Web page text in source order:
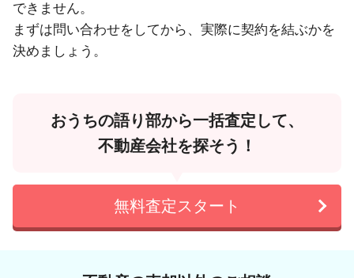
できません。
まずは問い合わせをしてから、実際に契約を結ぶかを
決めましょう。
おうちの語り部から一括査定して、
不動産会社を探そう！
無料査定スタート